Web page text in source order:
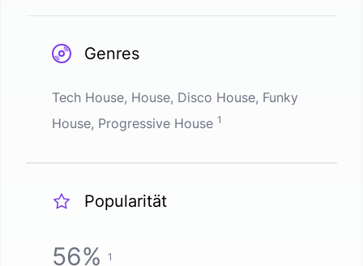
Genres
Tech House, House, Disco House, Funky
House, Progressive House 1
Popularität
56% 1